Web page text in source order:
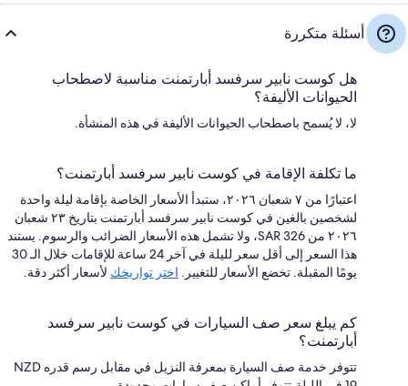
أسئلة متكررة
هل كوست نابير سرفسد أبارتمنت مناسبة لاصطحاب
الحيوانات الأليفة؟
لا، لا يُسمح باصطحاب الحيوانات الأليفة في هذه المنشأة.
ما تكلفة الإقامة في كوست نابير سرفسد أبارتمنت؟
اعتبارًا من ٧ شعبان ٢٠٢٦، ستبدأ الأسعار الخاصة بإقامة ليلة واحدة
لشخصين بالغين في كوست نابير سرفسد أبارتمنت بتاريخ ٢٣ شعبان
٢٠٢٦ من SAR 326، ولا تشمل هذه الأسعار الضرائب والرسوم. يستند
هذا السعر إلى أقل سعر لليلة في آخر 24 ساعة للإقامات خلال الـ 30
يومًا المقبلة. تخضع الأسعار للتغيير. اختر تواريخك لأسعار أكثر دقة.
كم يبلغ سعر صف السيارات في كوست نابير سرفسد
أبارتمنت؟
تتوفر خدمة صف السيارة بمعرفة النزيل في مقابل رسم قدره NZD